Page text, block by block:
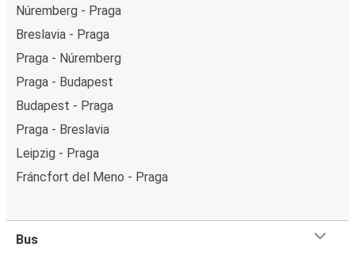
Núremberg - Praga
Breslavia - Praga
Praga - Núremberg
Praga - Budapest
Budapest - Praga
Praga - Breslavia
Leipzig - Praga
Fráncfort del Meno - Praga
Bus